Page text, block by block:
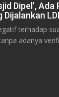
Dipel’, Ada
terhadap
adanya